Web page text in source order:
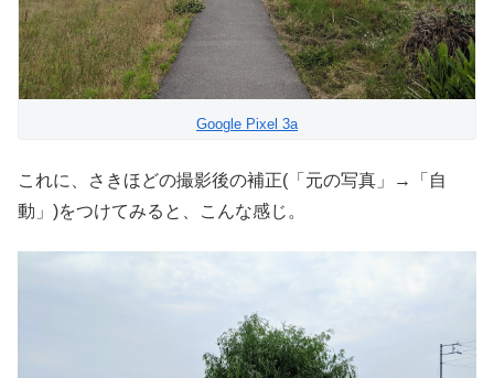
Google Pixel 3a
これに、さきほどの撮影後の補正(「元の写真」→「自
動」)をつけてみると、こんな感じ。